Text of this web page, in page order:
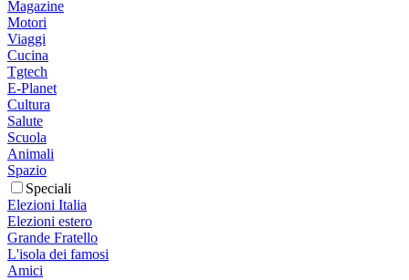
Magazine
Motori
Viaggi
Cucina
Tgtech
E-Planet
Cultura
Salute
Scuola
Animali
Spazio
Speciali
Elezioni Italia
Elezioni estero
Grande Fratello
L'isola dei famosi
Amici